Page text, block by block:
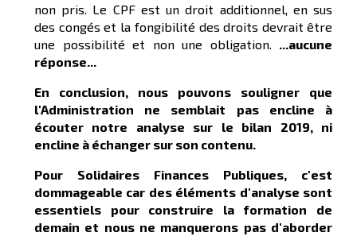
non pris. Le CPF est un droit additionnel, en sus
des congés et la fongibilité des droits devrait être
une possibilité et non une obligation. ...aucune
réponse...
En conclusion, nous pouvons souligner que
l'Administration ne semblait pas encline à
écouter notre analyse sur le bilan 2019, ni
encline à échanger sur son contenu.
Pour Solidaires Finances Publiques, c'est
dommageable car des éléments d'analyse sont
essentiels pour construire la formation de
demain et nous ne manquerons pas d'aborder